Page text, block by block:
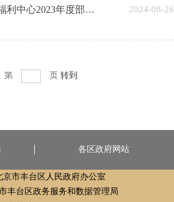
北京市丰台区老年福利中心2023年度部门决算 2024-08-26
第 页 转到
各区政府网站
京市丰台区人民政府办公室
丰台区政务服务和数据管理局